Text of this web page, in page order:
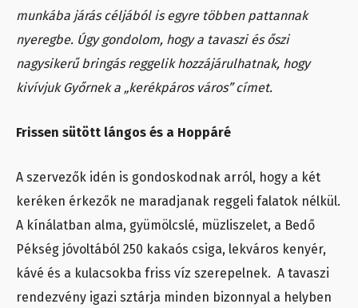
munkába járás céljából is egyre többen pattannak
nyeregbe. Úgy gondolom, hogy a tavaszi és őszi
nagysikerű bringás reggelik hozzájárulhatnak, hogy
kivívjuk Győrnek a „kerékpáros város” címet.
Frissen sütött lángos és a Hoppáré
A szervezők idén is gondoskodnak arról, hogy a két
keréken érkezők ne maradjanak reggeli falatok nélkül.
A kínálatban alma, gyümölcslé, müzliszelet, a Bedő
Pékség jóvoltából 250 kakaós csiga, lekváros kenyér,
kávé és a kulacsokba friss víz szerepelnek. A tavaszi
rendezvény igazi sztárja minden bizonnyal a helyben